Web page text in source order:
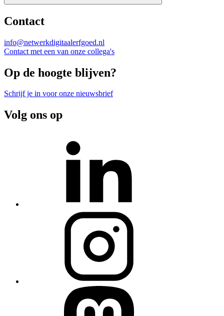
Contact
info@netwerkdigitaalerfgoed.nl
Contact met een van onze collega's
Op de hoogte blijven?
Schrijf je in voor onze nieuwsbrief
Volg ons op